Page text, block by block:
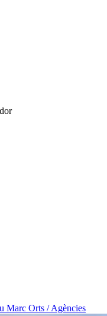
Marc Orts / Agències